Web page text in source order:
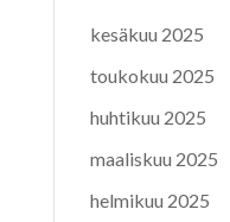
kesäkuu 2025
toukokuu 2025
huhtikuu 2025
maaliskuu 2025
helmikuu 2025